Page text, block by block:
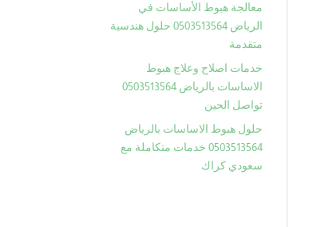
معالجة هبوط الأساسات في
الرياض 0503513564 حلول هندسية
متقدمة
خدمات اصلاح وعلاج هبوط
الاساسات بالرياض 0503513564
تواصل الحين
حلول هبوط الاساسات بالرياض
0503513564 خدمات متكاملة مع
سعودي كراك